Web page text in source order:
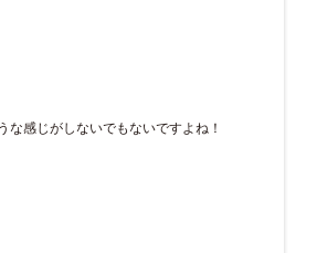
な感じがしないでもないですよね！